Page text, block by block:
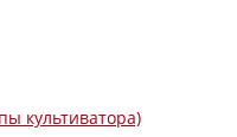
культиватора)